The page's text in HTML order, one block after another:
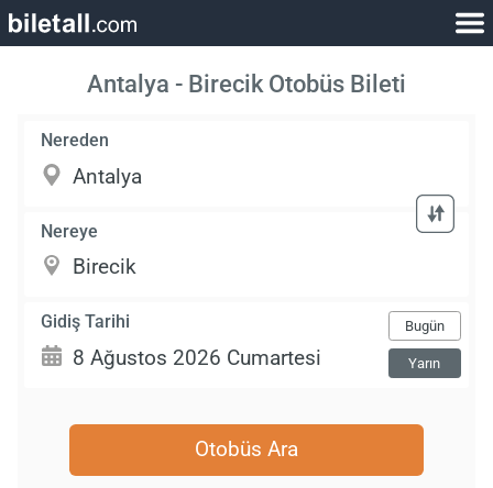
Antalya - Birecik Otobüs Bileti
Nereden
Nereye
Gidiş Tarihi Bugün
Yarın
Otobüs Ara